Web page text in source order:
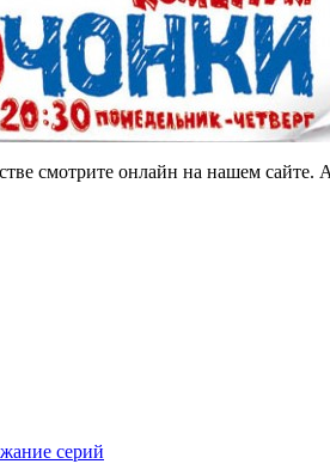
смотрите онлайн на нашем
серий